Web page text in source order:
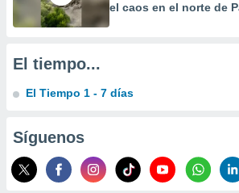
de
de
de
con el
el caos en el norte de
El tiempo...
El Tiempo 1 - 7 días
Síguenos